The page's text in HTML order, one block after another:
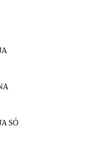
SÓ